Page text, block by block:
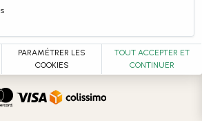
: partiellement conforme
PARAMÉTRER LES
COOKIES
TOUT ACCEPTER ET
CONTINUER